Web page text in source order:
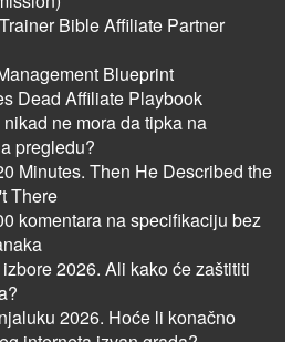
Bible Affiliate Partner
Blueprint
Dead Affiliate Playbook
ne mora da tipka na
pregledu?
Minutes. Then He Described the
There
komentara na specifikaciju bez
2026. Ali kako će zaštititi
2026. Hoće li konačno